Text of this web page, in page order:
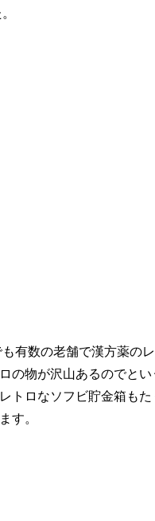
有数の老舗で漢方薬の
の物が沢山あるのでとい
トロなソフビ貯金箱もた
す。